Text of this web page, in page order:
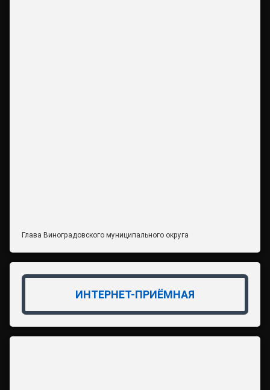
Глава Виноградовского муниципального округа
ИНТЕРНЕТ-ПРИЁМНАЯ